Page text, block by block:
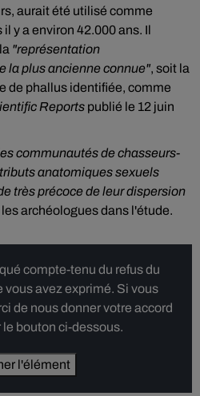
aurait été utilisé comme
y a environ 42.000 ans. Il
"représentation
la plus ancienne connue", soit la
de phallus identifiée, comme
Reports publié le 12 juin
communautés de chasseurs-
anatomiques sexuels
très précoce de leur dispersion
archéologues dans l'étude.
compte-tenu du refus du
vous avez exprimé. Si vous
de nous donner votre accord
bouton ci-dessous.
l'élément